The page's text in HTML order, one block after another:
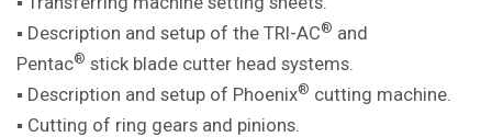
▪ Description and setup of the TRI-AC® and
Pentac® stick blade cutter head systems.
▪ Description and setup of Phoenix® cutting machine.
▪ Cutting of ring gears and pinions.